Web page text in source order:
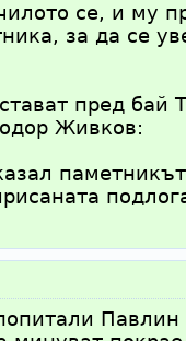
се, и му
за да се
пред бай
Живков: